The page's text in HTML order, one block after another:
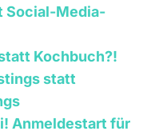
Social-Media-
Kochbuch?!
statt
Anmeldestart für